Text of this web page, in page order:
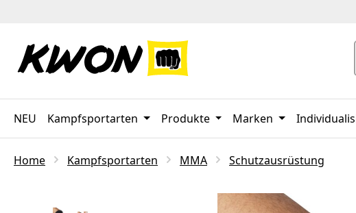
NEU Kampfsportarten Produkte Marken
Home Kampfsportarten MMA Schutzausrüstung